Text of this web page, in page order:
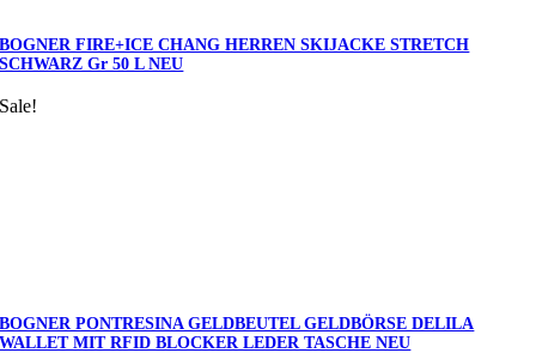
BOGNER FIRE+ICE CHANG HERREN SKIJACKE STRETCH
SCHWARZ Gr 50 L NEU
Sale!
BOGNER PONTRESINA GELDBEUTEL GELDBÖRSE DELILA
WALLET MIT RFID BLOCKER LEDER TASCHE NEU